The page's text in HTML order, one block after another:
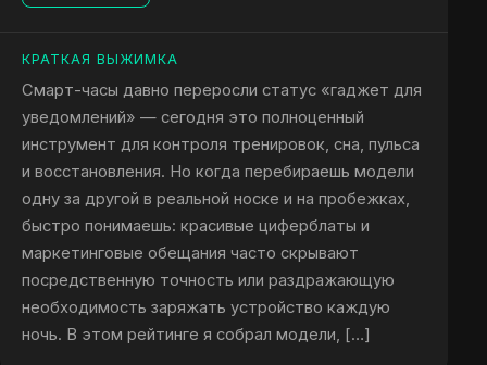
КРАТКАЯ ВЫЖИМКА
Смарт-часы давно переросли статус «гаджет для
уведомлений» — сегодня это полноценный
инструмент для контроля тренировок, сна, пульса
и восстановления. Но когда перебираешь модели
одну за другой в реальной носке и на пробежках,
быстро понимаешь: красивые циферблаты и
маркетинговые обещания часто скрывают
посредственную точность или раздражающую
необходимость заряжать устройство каждую
ночь. В этом рейтинге я собрал модели, […]